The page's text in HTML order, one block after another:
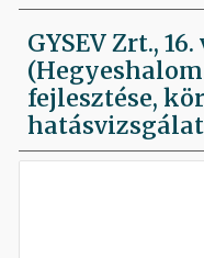
GYSEV Zrt.,
fejlesztése,